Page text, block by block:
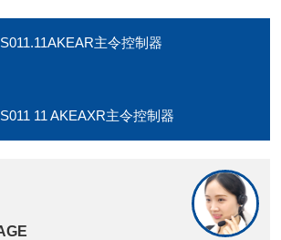
主令控制器
11 AKEAXR主令控制器